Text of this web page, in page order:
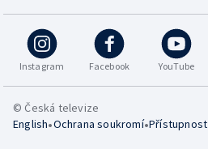
Instagram Facebook YouTube
© Česká televize
English•Ochrana soukromí•Přístupnost